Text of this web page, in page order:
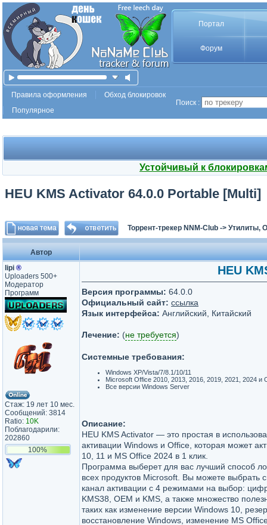
Портал
Форум
Правила оформления
Обход блокировок
Популярное
Поиск :
Устойчивый к
HEU KMS Activator 64.0.0 Portable [Multi]
Торрент-трекер NNM-Club -> Утилиты,
Автор
lipi ®
Uploaders 500+
Модератор
Программ
Стаж: 19 лет 10 мес.
Сообщений: 3814
Ratio: 10K
Поблагодарили:
202860
100%
HEU
Версия программы: 64.0.0
Официальный сайт: ссылка
Язык интерфейса: Английский, Китайский
Лечение: (не требуется)
Системные требования:
Windows XP/Vista/7/8.1/10/11
Microsoft Office 2010, 2013, 2016, 2019, 2021, 2024 и
Все версии Windows Server
Описание:
HEU KMS Activator — это простая в
активации Windows и Office, которая может
10, 11 и MS Office 2024 в 1 клик.
Программа выберет для вас лучший способ
всех продуктов Microsoft. Вы можете выбрать
канал активации с 4 режимами на выбор:
KMS38, OEM и KMS, а также множество
таких как изменение версии Windows 10,
восстановление Windows, изменение MS